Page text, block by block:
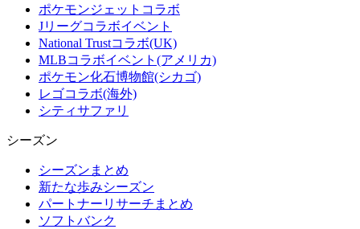
ポケモンジェットコラボ
Jリーグコラボイベント
National Trustコラボ(UK)
MLBコラボイベント(アメリカ)
ポケモン化石博物館(シカゴ)
レゴコラボ(海外)
シティサファリ
シーズン
シーズンまとめ
新たな歩みシーズン
パートナーリサーチまとめ
ソフトバンク